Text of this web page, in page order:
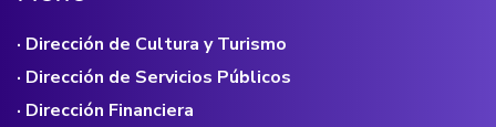
· Dirección de Cultura y Turismo
· Dirección de Servicios Públicos
· Dirección Financiera